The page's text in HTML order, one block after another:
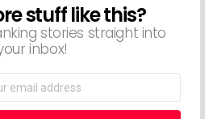
stuff like this?
stories straight into
inbox!